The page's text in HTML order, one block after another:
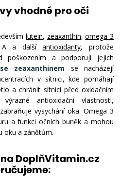
vhodné pro oči
lutein, zeaxanthin,omega 3
A a dalšíantioxidanty, protože
poškozením a podporují jejich
zeaxanthinem se nacházejí
v sítnici, kde pomáhají
a chránit sítnici před oxidačním
antioxidační vlastnosti,
vysychání oka. Omega 3
a funkci očních buněk a mohou
oku a zánětům.
DoplňVitamin.cz